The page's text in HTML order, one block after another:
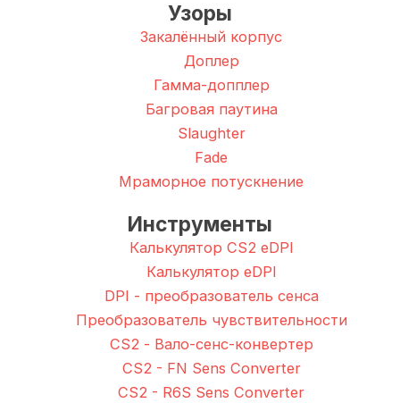
Узоры
Закалённый корпус
Доплер
Гамма-допплер
Багровая паутина
Slaughter
Fade
Мраморное потускнение
Инструменты
Калькулятор CS2 eDPI
Калькулятор eDPI
DPI - преобразователь сенса
Преобразователь чувствительности
CS2 - Вало-сенс-конвертер
CS2 - FN Sens Converter
CS2 - R6S Sens Converter